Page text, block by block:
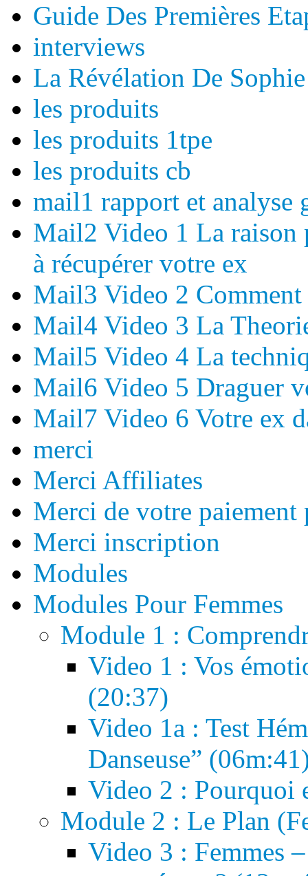
Guide Des Premières
interviews
La Révélation De Sophie
les produits
les produits 1tpe
les produits cb
mail1 rapport et analyse
Mail2 Video 1 La raison
à récupérer votre ex
Mail3 Video 2 Comment
Mail4 Video 3 La
Mail5 Video 4 La
Mail6 Video 5 Draguer
Mail7 Video 6 Votre ex
merci
Merci Affiliates
Merci de votre
Merci inscription
Modules
Modules Pour Femmes
Module 1 :
Video 1 : Vos
(20:37)
Video 1a : Test
Danseuse”
Video 2 : Pourquoi
Module 2 : Le Plan
Video 3 : Femmes